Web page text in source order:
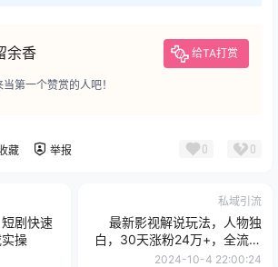
余香 给TA打赏
第一个赞赏的人吧！
藏 举报 0 0
剧快速
操
私域引流
最新影视解说玩法，人物独
白，30天涨粉24万+，全流程
拆解【揭秘】
2024-10-4 22:00:24